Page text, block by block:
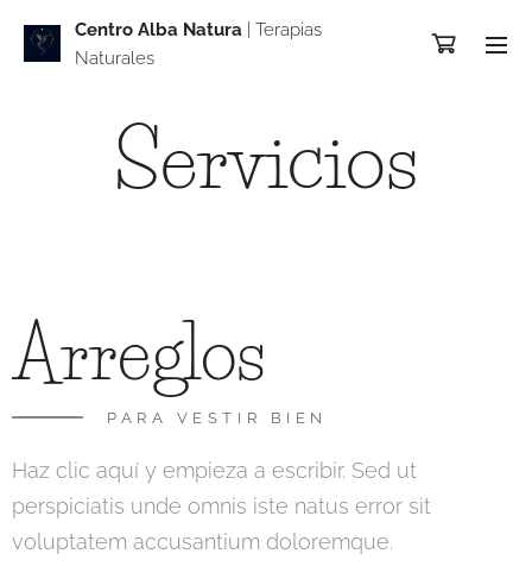
Centro Alba Natura | Terapias
Naturales
Servicios
Arreglos
PARA VESTIR BIEN
Haz clic aquí y empieza a escribir. Sed ut
perspiciatis unde omnis iste natus error sit
voluptatem accusantium doloremque.